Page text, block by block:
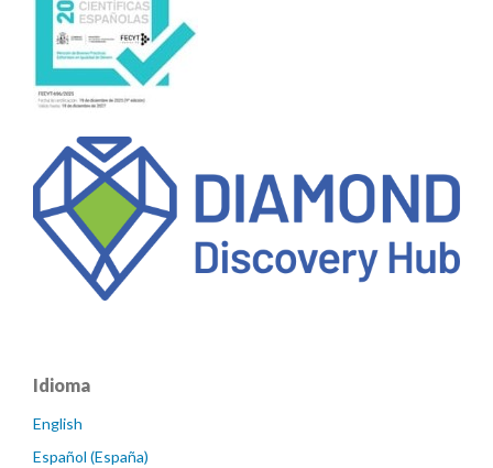
Idioma
English
Español (España)